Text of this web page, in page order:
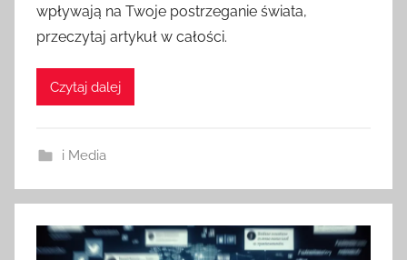
wpływają na Twoje postrzeganie świata,
przeczytaj artykuł w całości.
Czytaj dalej
i Media